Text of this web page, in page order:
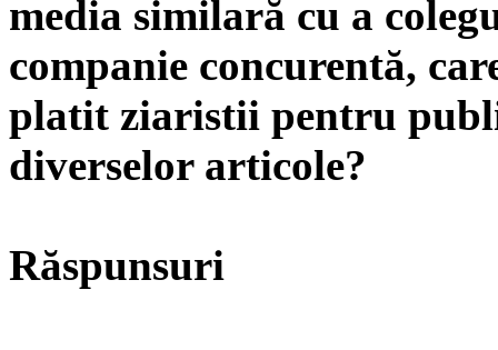
media similară cu a
companie concurentă,
platit ziaristii pentru
diverselor articole?
Răspunsuri